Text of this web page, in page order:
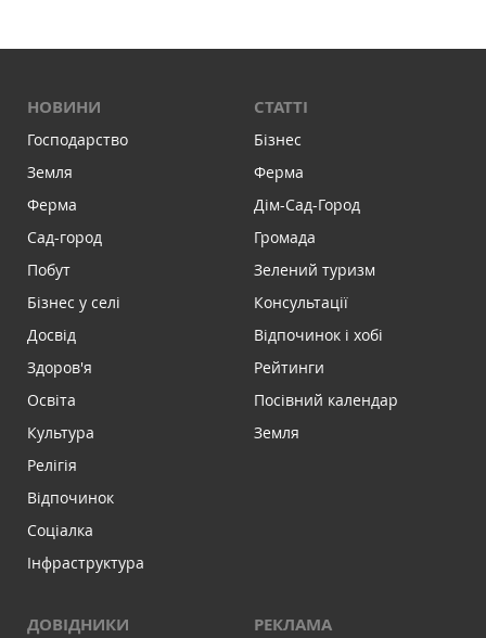
НОВИНИ
Господарство
Земля
Ферма
Сад-город
Побут
Бізнес у селі
Досвід
Здоров'я
Освіта
Культура
Релігія
Відпочинок
Соціалка
Інфраструктура
СТАТТІ
Бізнес
Ферма
Дім-Сад-Город
Громада
Зелений туризм
Консультації
Відпочинок і хобі
Рейтинги
Посівний календар
Земля
ДОВІДНИКИ РЕКЛАМА